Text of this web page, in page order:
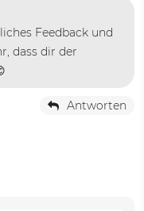
Feedback und
dass dir der
Antworten